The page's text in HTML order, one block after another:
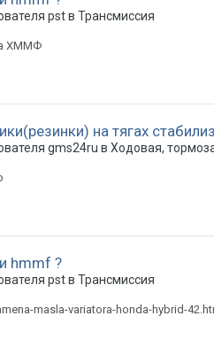
pstв Трансмиссия
ХММФ
на тягах
gms24ru в Ходовая,
hmmf ?
pstв Трансмиссия
masla-variatora-honda-hybrid-